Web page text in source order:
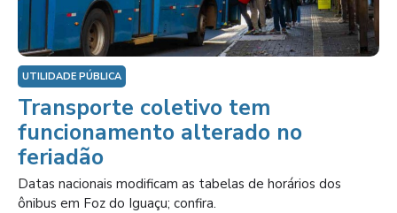
UTILIDADE PÚBLICA
Transporte coletivo tem
funcionamento alterado no
feriadão
Datas nacionais modificam as tabelas de horários dos
ônibus em Foz do Iguaçu; confira.